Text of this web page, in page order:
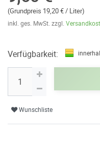
(Grundpreis 19,20 € / Liter)
inkl. ges. MwSt. zzgl.
Verfügbarkeit:
Wunschliste